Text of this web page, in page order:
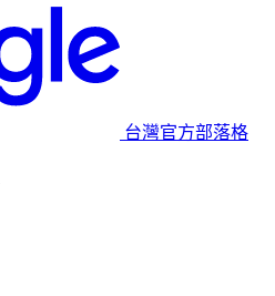
台灣官方部落格